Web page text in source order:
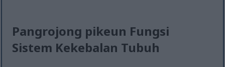
Pangrojong pikeun Fungsi
Sistem Kekebalan Tubuh